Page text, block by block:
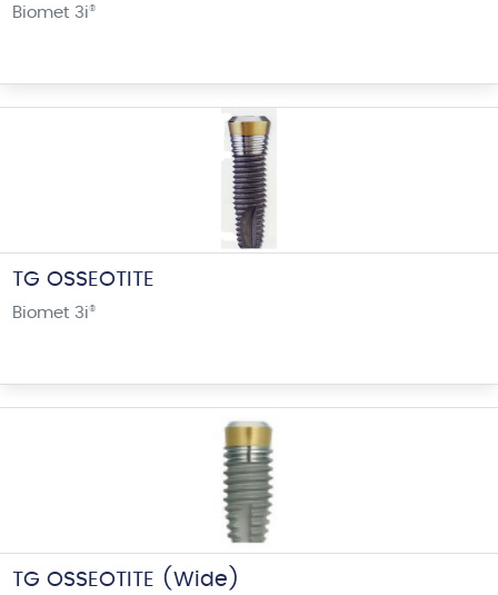
Biomet 3i®
TG OSSEOTITE
Biomet 3i®
TG OSSEOTITE (Wide)